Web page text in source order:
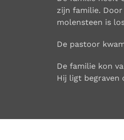
zijn familie.
molensteen is
De pastoor
De familie kon
Hij ligt begraven